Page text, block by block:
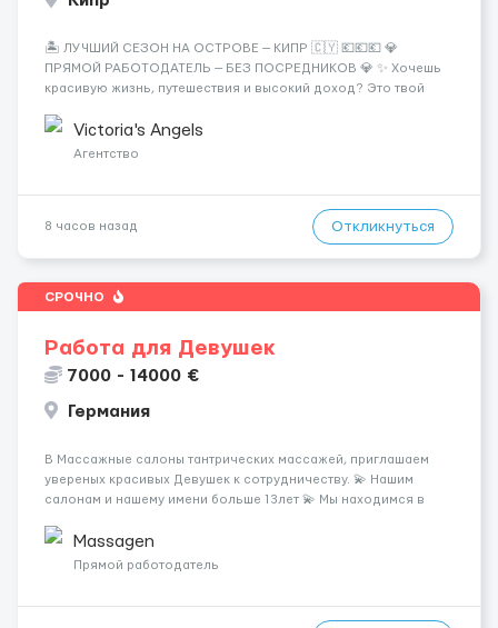
🏝️ ЛУЧШИЙ СЕЗОН НА ОСТРОВЕ — КИПР 🇨🇾 💶💶💶 💎
ПРЯМОЙ РАБОТОДАТЕЛЬ — БЕЗ ПОСРЕДНИКОВ 💎 ✨ Хочешь
красивую жизнь, путешествия и высокий доход? Это твой
Опытная команда с годами практики — Стабильный поток
клиентов (без ...
Victoria's Angels
Агентство
8 часов назад Откликнуться
СРОЧНО
Работа для Девушек
7000 - 14000 €
Германия
В Массажные салоны тантрических массажей, приглашаем
увереных красивых Девушек к сотрудничеству. 💫 Нашим
салонам и нашему имени больше 13лет 💫 Мы находимся в
заработная плата 💚Мы гарантируем Наличие работы. Поток 💝
incall / Out...
Massagen
Прямой работодатель